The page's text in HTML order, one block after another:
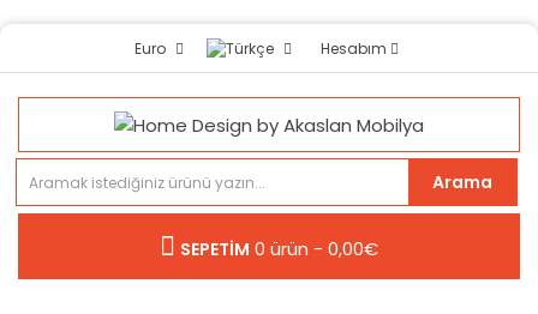
Euro Hesabım
Arama
SEPETİM 0 ürün - 0,00€